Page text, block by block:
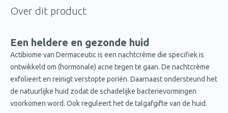
Over dit product
Een heldere en gezonde huid
Actibiome van Dermaceutic is een nachtcrème die specifiek is
ontwikkeld om (hormonale) acne tegen te gaan. De nachtcrème
exfolieert en reinigt verstopte poriën. Daarnaast ondersteund het
de natuurlijke huid zodat de schadelijke bacterievormingen
voorkomen word. Ook reguleert het de talgafgifte van de huid.